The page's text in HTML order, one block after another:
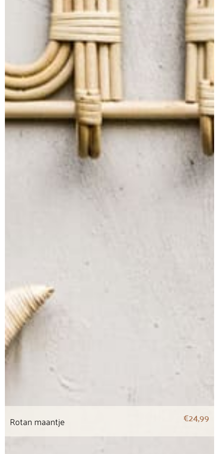
Rotan maantje €24,99